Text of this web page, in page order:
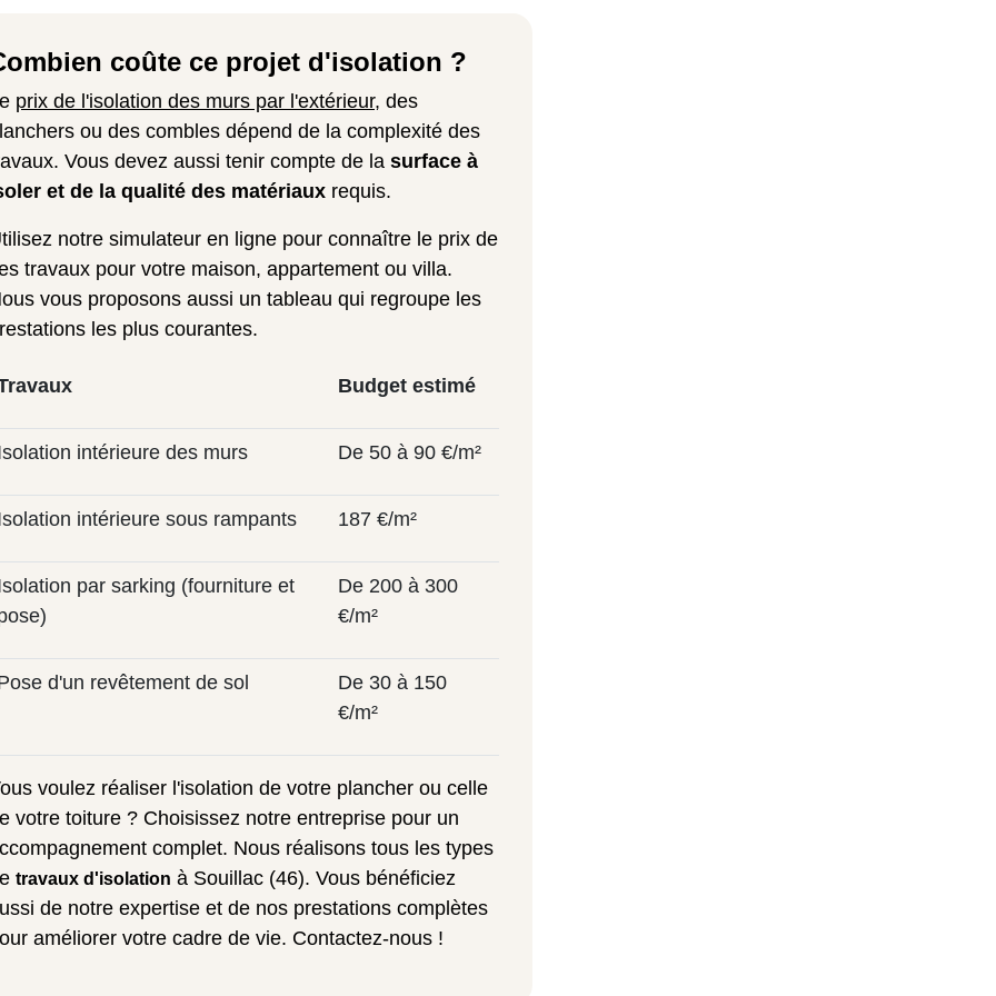
coûte ce projet d'isolation ?
prix de l'isolation des murs par l'extérieur, des
ou des combles dépend de la complexité des
Vous devez aussi tenir compte de la surface à
et de la qualité des matériaux requis.
notre simulateur en ligne pour connaître le prix de
travaux pour votre maison, appartement ou villa.
vous proposons aussi un tableau qui regroupe les
les plus courantes.
Budget estimé
intérieure des murs De 50 à 90 €/m²
intérieure sous rampants 187 €/m²
par sarking (fourniture et
De 200 à 300
€/m²
d'un revêtement de sol
De 30 à 150
€/m²
voulez réaliser l'isolation de votre plancher ou celle
votre toiture ? Choisissez notre entreprise pour un
complet. Nous réalisons tous les types
travaux d'isolation à Souillac (46). Vous bénéficiez
de notre expertise et de nos prestations complètes
améliorer votre cadre de vie. Contactez-nous !